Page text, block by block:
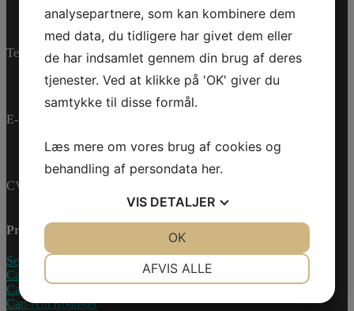
Telefon:+45 70 200 600
E-mail:
CVR-nummer: 27233678
Produkter
Sea-Doo Vandscooter
Can-Am ATV
Can-Am UTV
Can-Am Roadster
analysepartnere, som kan kombinere dem
med data, du tidligere har givet dem eller
de har indsamlet gennem din brug af deres
tjenester. Ved at klikke på 'OK' giver du
samtykke til disse formål.
Læs mere om vores brug af cookies og
behandling af persondata her.
VIS DETALJER
AFVIS ALLE
OK